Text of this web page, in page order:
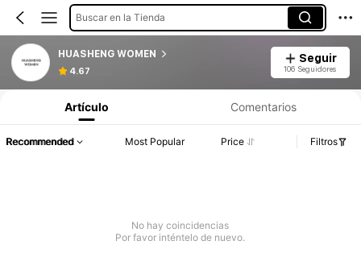
Buscar en la Tienda
HUASHENG WOMEN
4.67
Seguir
106 Seguidores
Artículo Comentarios
Recommended Most Popular Price Filtros
No hay coincidencias
Por favor inténtelo de nuevo.